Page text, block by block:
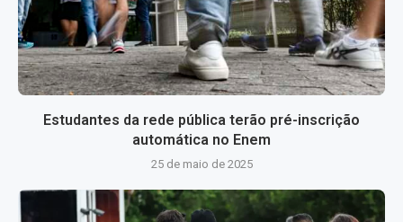
Estudantes da rede pública terão pré-inscrição
automática no Enem
25 de maio de 2025